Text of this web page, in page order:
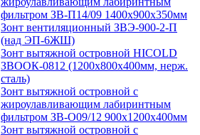
фильтром ЗВ-П14/09 1400х900х350мм
Зонт вентиляционный ЗВЭ-900-2-П
(над ЭП-6ЖШ)
Зонт вытяжной островной HICOLD
ЗВООК-0812 (1200х800x400мм, нерж.
сталь)
Зонт вытяжной островной с
жироулавливающим лабиринтным
фильтром ЗВ-О09/12 900х1200х400мм
Зонт вытяжной островной с